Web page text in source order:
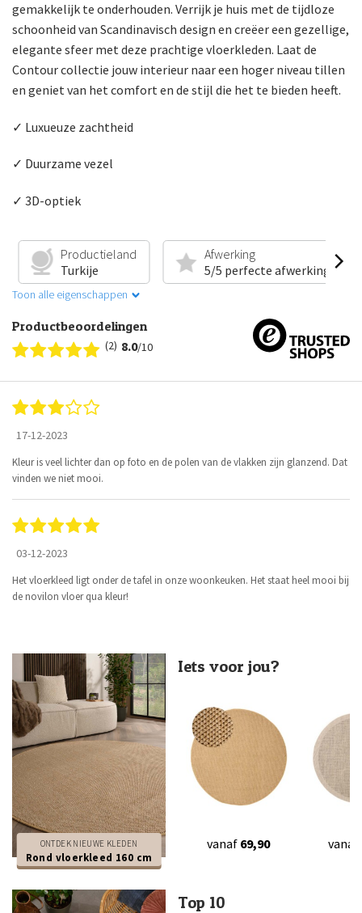
gemakkelijk te onderhouden. Verrijk je huis met de tijdloze
schoonheid van Scandinavisch design en creëer een gezellige,
elegante sfeer met deze prachtige vloerkleden. Laat de
Contour collectie jouw interieur naar een hoger niveau tillen
en geniet van het comfort en de stijl die het te bieden heeft.
✓ Luxueuze zachtheid
✓ Duurzame vezel
✓ 3D-optiek
Productieland
Turkije
Afwerking
5/5 perfecte afwerking
Toon alle eigenschappen
Productbeoordelingen
(2) 8.0/10
17-12-2023
Kleur is veel lichter dan op foto en de polen van de vlakken zijn glanzend. Dat
vinden we niet mooi.
03-12-2023
Het vloerkleed ligt onder de tafel in onze woonkeuken. Het staat heel mooi bij
de novilon vloer qua kleur!
ONTDEK NIEUWE KLEDEN
Rond vloerkleed 160 cm
Iets voor jou?
vanaf 69,90 vanaf
Top 10